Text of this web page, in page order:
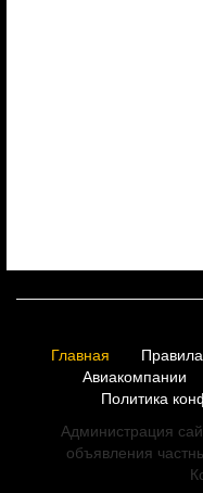
Главная
Авиакомпании
Политика
Администрация
объявления